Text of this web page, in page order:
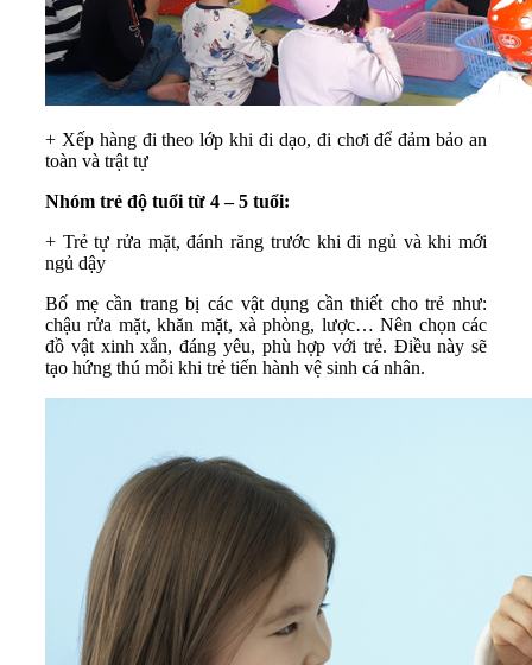
+ Xếp hàng đi theo lớp khi đi dạo, đi chơi để đảm bảo an
toàn và trật tự
Nhóm trẻ độ tuổi từ 4 – 5 tuổi:
+ Trẻ tự rửa mặt, đánh răng trước khi đi ngủ và khi mới
ngủ dậy
Bố mẹ cần trang bị các vật dụng cần thiết cho trẻ như:
chậu rửa mặt, khăn mặt, xà phòng, lược… Nên chọn các
đồ vật xinh xắn, đáng yêu, phù hợp với trẻ. Điều này sẽ
tạo hứng thú mỗi khi trẻ tiến hành vệ sinh cá nhân.